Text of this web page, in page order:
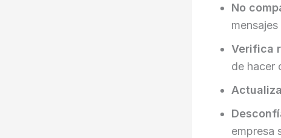
No
Verifica
de hacer
empresa